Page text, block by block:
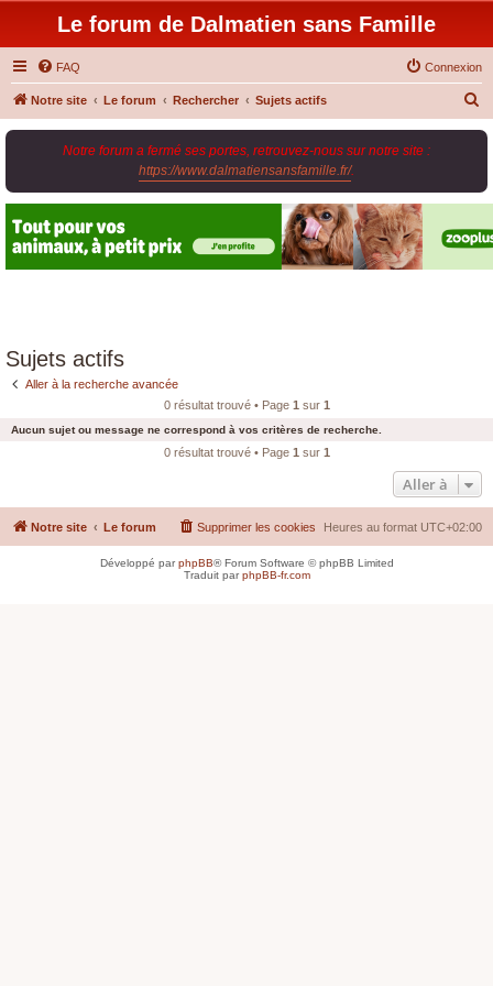
Le forum de Dalmatien sans Famille
FAQ Connexion
Notre site Le forum Rechercher Sujets actifs
e
r
Notre forum a fermé ses portes, retrouvez-nous sur notre site :
https://www.dalmatiensansfamille.fr/.
Sujets actifs
Aller à la recherche avancée
0 résultat trouvé • Page 1 sur 1
Aucun sujet ou message ne correspond à vos critères de recherche.
0 résultat trouvé • Page 1 sur 1
Aller à
Notre site Le forum Heures au format UTC+02:00
Supprimer les cookies
Développé parphpBB® Forum Software © phpBB Limited
Traduit parphpBB-fr.com